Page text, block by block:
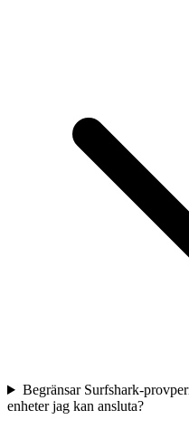
Begränsar Surfshark-
enheter jag kan ansluta?